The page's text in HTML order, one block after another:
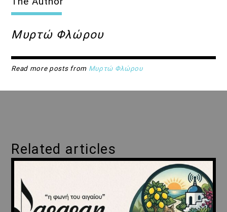
Μυρτώ Φλώρου
Read more posts from Μυρτώ Φλώρου
Related articles